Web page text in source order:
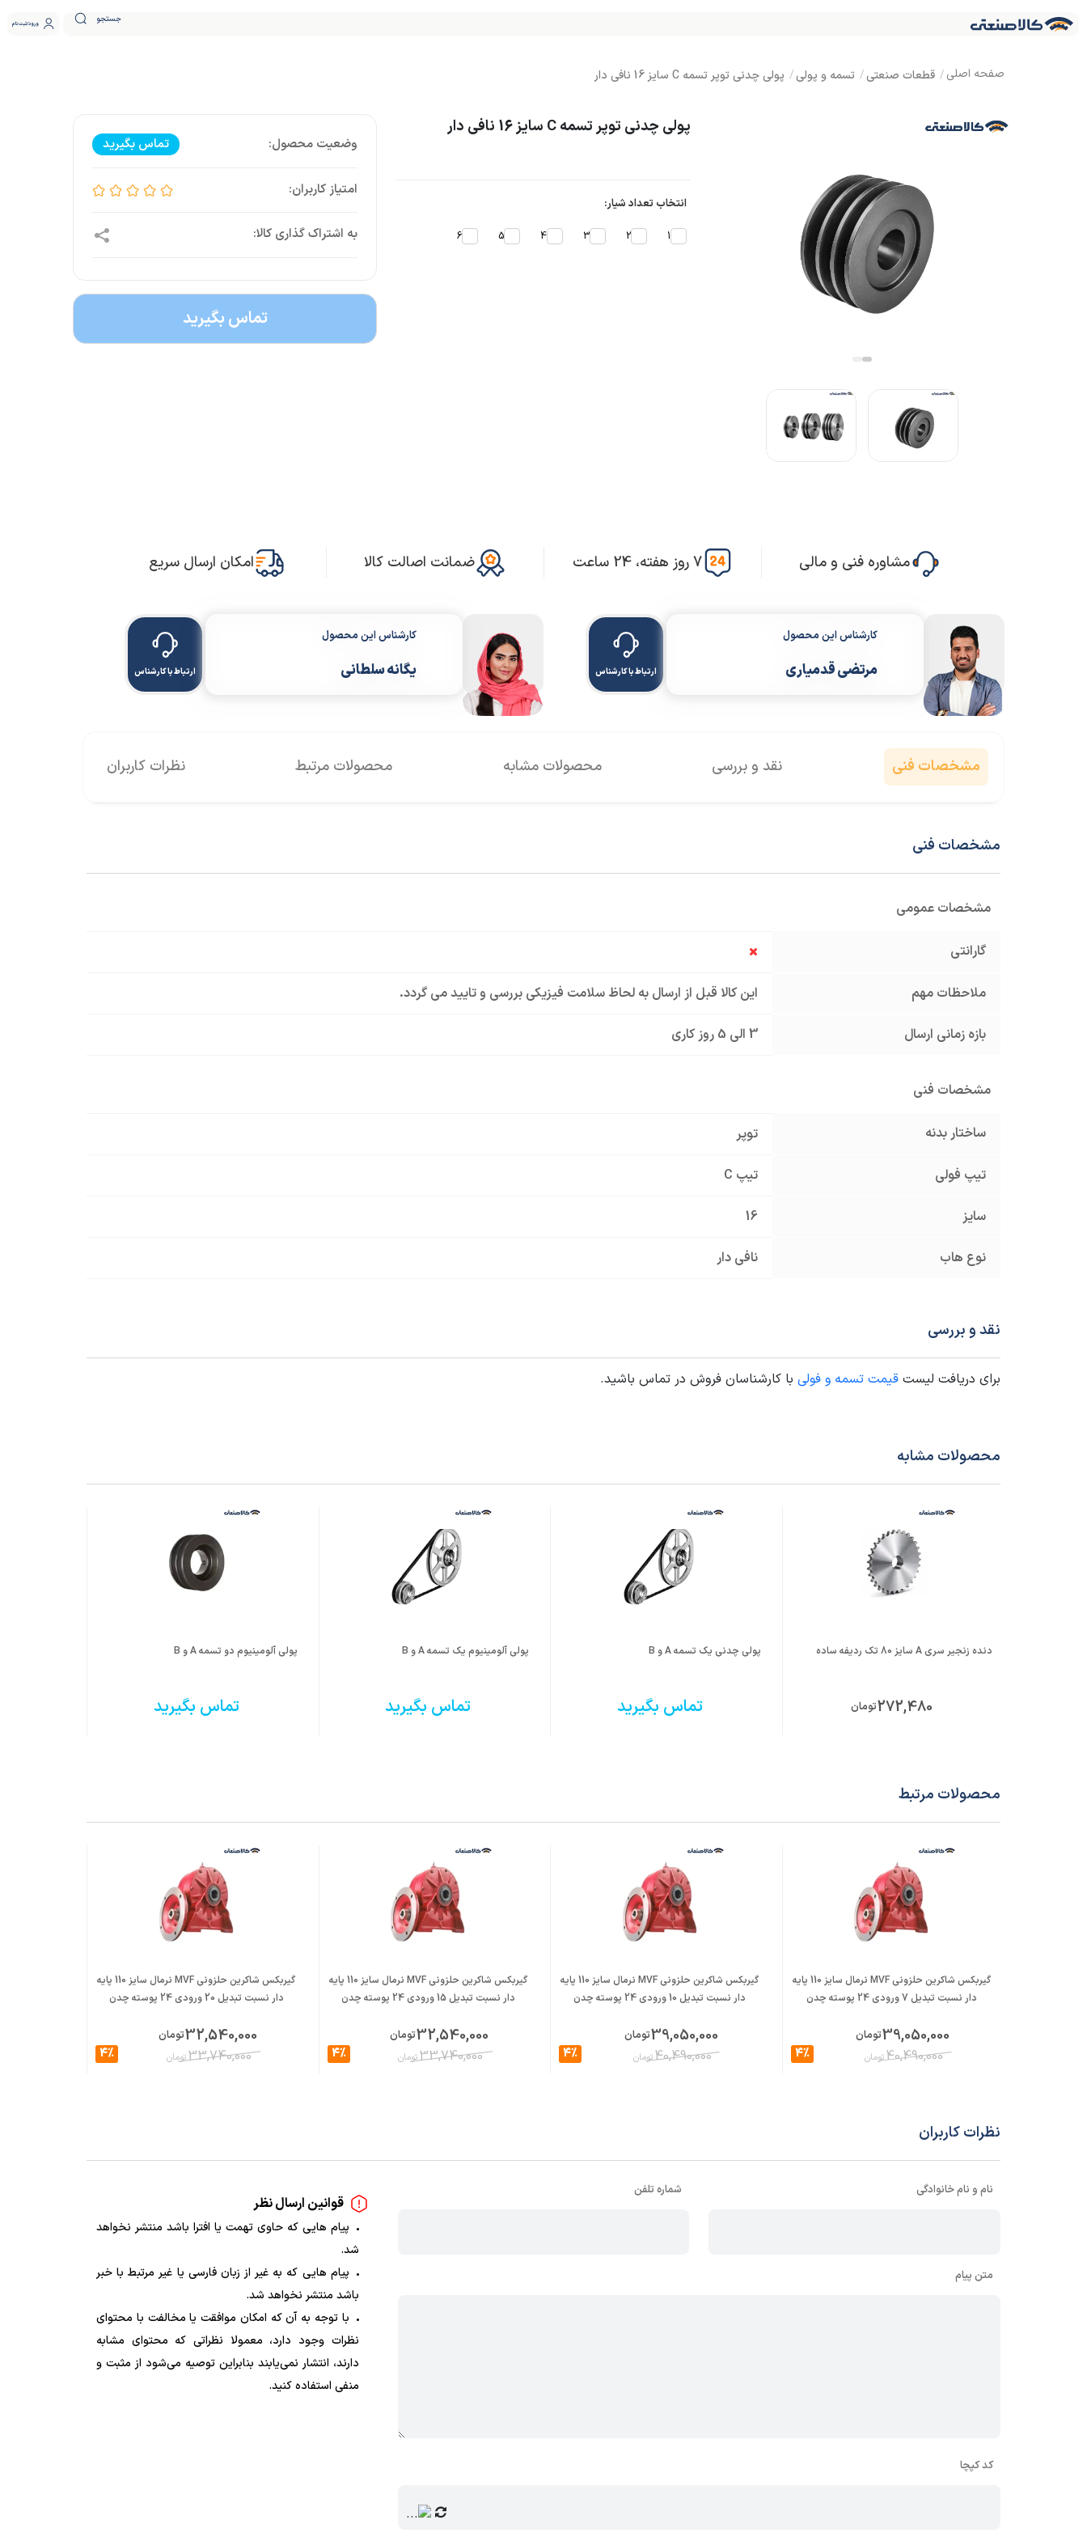
جستجو ورود ثبت نام
قطعات صنعتی تسمه و پولی پولی چدنی توپر تسمه C سایز 16 نافی دار
پولی چدنی توپر تسمه C سایز 16 نافی دار
انتخاب تعداد شیار:
1
2
3
4
5
6
تماس بگیرید
تماس بگیرید
مشاوره فنی و مالی 7 روز هفته، 24 ساعت ضمانت اصالت کالا امکان ارسال سریع
کارشناس این محصول
مرتضی قدمیاری ارتباط با کارشناس
کارشناس این محصول
یگانه سلطانی ارتباط با کارشناس
مشخصات فنی نقد و بررسی محصولات مشابه محصولات مرتبط نظرات کاربران
مشخصات فنی
مشخصات عمومی
گارانتی
ملاحظات مهم این کالا قبل از ارسال به لحاظ سلامت فیزیکی بررسی و تایید می گردد.
بازه زمانی ارسال 3 الی 5 روز کاری
مشخصات فنی
ساختار بدنه توپر
تیپ فولی تیپ C
سایز 16
نوع هاب نافی دار
نقد و بررسی
برای دریافت لیست قیمت تسمه و فولی با کارشناسان فروش در تماس باشید.
محصولات مشابه
دنده زنجیر سری A سایز 80 تک ردیفه ساده
272,480تومان
پولی چدنی یک تسمه A و B
تماس بگیرید
پولی آلومینیوم یک تسمه A و B
تماس بگیرید
پولی آلومینیوم دو تسمه A و B
تماس بگیرید
محصولات مرتبط
گیربکس شاکرین حلزونی MVF نرمال سایز 110 پایه
دار نسبت تبدیل 7 ورودی 24 پوسته چدن
39,050,000تومان
40,490,000تومان 4%
گیربکس شاکرین حلزونی MVF نرمال سایز 110 پایه
دار نسبت تبدیل 10 ورودی 24 پوسته چدن
39,050,000تومان
40,490,000تومان 4%
گیربکس شاکرین حلزونی MVF نرمال سایز 110 پایه
دار نسبت تبدیل 15 ورودی 24 پوسته چدن
32,540,000تومان
33,740,000تومان 4%
گیربکس شاکرین حلزونی MVF نرمال سایز 110 پایه
دار نسبت تبدیل 20 ورودی 24 پوسته چدن
32,540,000تومان
33,740,000تومان 4%
نظرات کاربران
قوانین ارسال نظر
پیام هایی که حاوی تهمت یا افترا باشد منتشر نخواهد
شد.
پیام هایی که به غیر از زبان فارسی یا غیر مرتبط با خبر
باشد منتشر نخواهد شد.
با توجه به آن که امکان موافقت یا مخالفت با محتوای
نظرات وجود دارد، معمولا نظراتی که محتوای مشابه
دارند، انتشار نمی‌یابند بنابراین توصیه می‌شود از مثبت و
منفی استفاده کنید.
نام و نام خانوادگی شماره تلفن
متن پیام
کد کپچا